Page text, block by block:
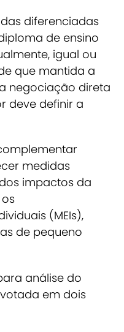
diferenciadas
de ensino
igual ou
que mantida a
negociação direta
deve definir a
medidas
impactos da
(MEIs),
de pequeno
análise do
em dois